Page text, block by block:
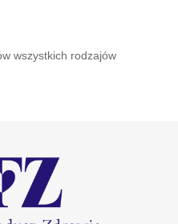
wszystkich rodzajów